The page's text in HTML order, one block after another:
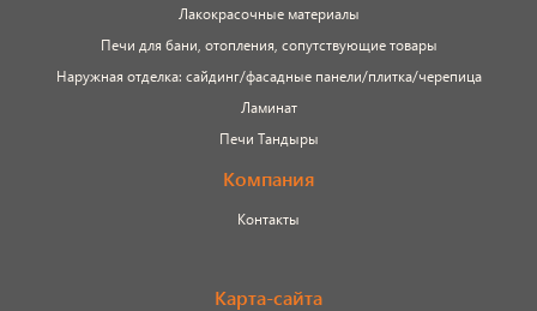
Лакокрасочные материалы
Печи для бани, отопления, сопутствующие товары
Наружная отделка: сайдинг/фасадные панели/плитка/черепица
Ламинат
Печи Тандыры
Компания
Контакты
Карта-сайта